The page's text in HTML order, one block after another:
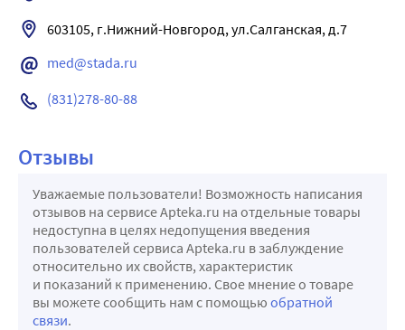
603105, г.Нижний-Новгород, ул.Салганская, д.7
med@stada.ru
(831)278-80-88
Отзывы
Уважаемые пользователи! Возможность написания
отзывов на сервисе Apteka.ru на отдельные товары
недоступна в целях недопущения введения
пользователей сервиса Apteka.ru в заблуждение
относительно их свойств, характеристик
и показаний к применению. Свое мнение о товаре
вы можете сообщить нам с помощью обратной
связи.